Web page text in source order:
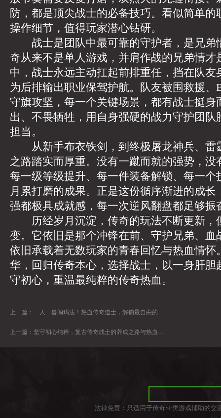
防，都是顶尖战士的必备技巧。看似简单的
操作细节，值得玩家潜心钻研。
战士是团队中最可靠的守护者，是兄弟
奇从来不是单人游戏，并肩作战的兄弟情才
中，战士永远主动扛起前排重任，挡在队友
为后排输出职业保驾护航。队友被围救援、
守旗攻坚，每一个关键场景，都有战士挺身
出、不畏牺牲，用自身强硬的战力守护团队
担当。
从新手布衣铁剑，到终极屠龙神兵、雷
之路踏实而厚重。没有一蹴而就的强势，没
每一级等级提升、每一件装备解锁、每一个
月累打磨的成果。正是这份循序渐进的成
强都极具成就感，每一次逆风翻盘都足够振
历经岁月沉淀，传奇的玩法不断更新，
变。它依旧是那个冲锋在前、守护兄弟、血
依旧承载着无数玩家的青春回忆与热血情怀
华，回归传奇本心，选择战士，以一身肝胆
守初心，重温最纯粹的传奇热血。
上一篇： 一人一兽闯玛法！热血传奇道士，解锁最自由的复古传奇体验
上一篇： 坚守初心纯粹，复古传奇战士的养成之路与热血初心
法律免责：只适用于传奇SF类游戏辅助的